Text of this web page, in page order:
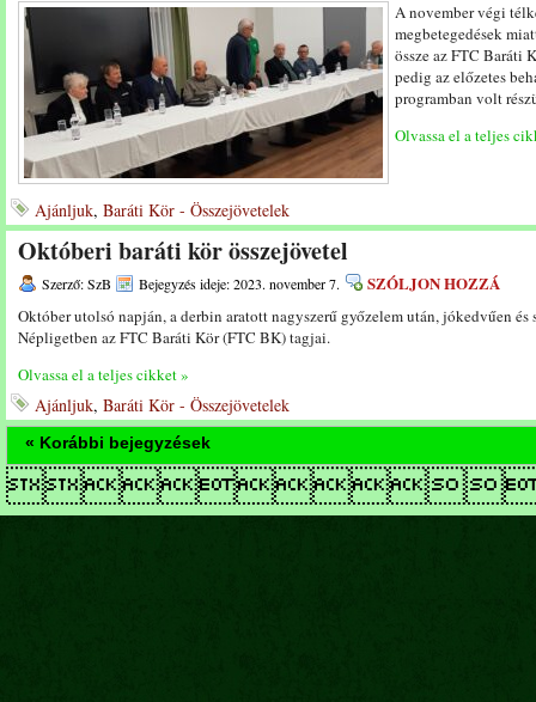
A november végi
megbetegedések
össze az FTC Baráti
pedig az előzetes
programban volt
Olvassa el a teljes
Ajánljuk, Baráti Kör - Összejövetelek
Októberi baráti kör összejövetel
Szerző: SzB Bejegyzés ideje: 2023. november 7. SZÓLJON HOZZÁ
Október utolsó napján, a derbin aratott nagyszerű győzelem után, jókedvűen és
Népligetben az FTC Baráti Kör (FTC BK) tagjai.
Olvassa el a teljes cikket »
Ajánljuk, Baráti Kör - Összejövetelek
« Korábbi bejegyzések